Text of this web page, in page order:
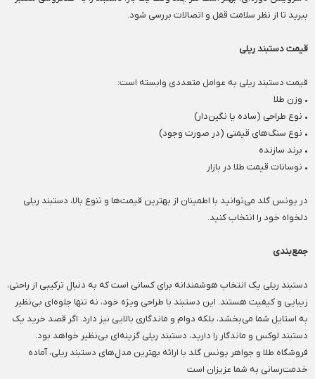
ببرید تا از نظر سلامت قفل و اتصالات بررسی شود.
قیمت دستبند ریلی
قیمت دستبند ریلی به عوامل متعددی وابسته است:
• وزن طلا
• نوع طراحی (ساده یا نگین‌دار)
• نوع سنگ‌های قیمتی (در صورت وجود)
• برند سازنده
• نوسانات قیمت طلا در بازار
در یونس گلد می‌توانید با اطمینان از بهترین قیمت‌ها و تنوع بالا، دستبند ریلی
دلخواه خود را انتخاب کنید.
جمع‌بندی
دستبند ریلی یک انتخاب هوشمندانه برای کسانی است که به دنبال ترکیبی از راحتی،
زیبایی و کیفیت هستند. این دستبند با طراحی ویژه خود، نه تنها جلوه‌ای بی‌نظیر
به استایل شما می‌بخشد، بلکه دوام و ماندگاری بالایی نیز دارد. اگر قصد خرید یک
دستبند لوکس و ماندگار را دارید، دستبند ریلی گزینه‌ای بی‌نظیر خواهد بود.
فروشگاه طلا و جواهر یونس گلد با ارائه بهترین مدل‌های دستبند ریلی، آماده
خدمت‌رسانی به شما عزیزان است